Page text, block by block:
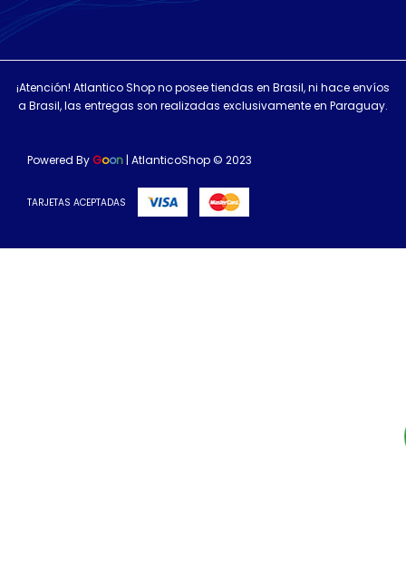
¡Atención! Atlantico Shop no posee tiendas en Brasil, ni hace envíos
a Brasil, las entregas son realizadas exclusivamente en Paraguay.
Powered By Goon | AtlanticoShop © 2023
TARJETAS ACEPTADAS